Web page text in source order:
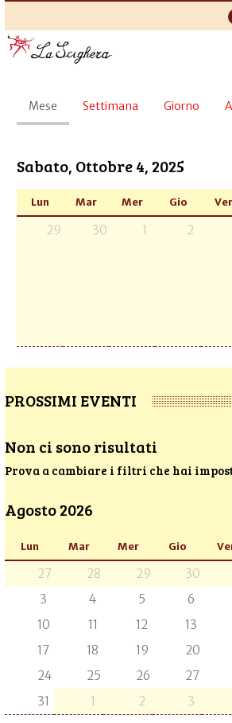
Schede
primarie
Mese (scheda
attiva)
Settimana Giorno
Sabato, Ottobre 4, 2025
Lun Mar Mer Gio
29 30 1 2
PROSSIMI EVENTI
Non ci sono risultati
Prova a cambiare i filtri che hai
Agosto 2026
Lun Mar Mer Gio
27 28 29 30
3
4 5 6
10
11 12 13
17
18 19 20
24
25 26 27
31
1 2 3